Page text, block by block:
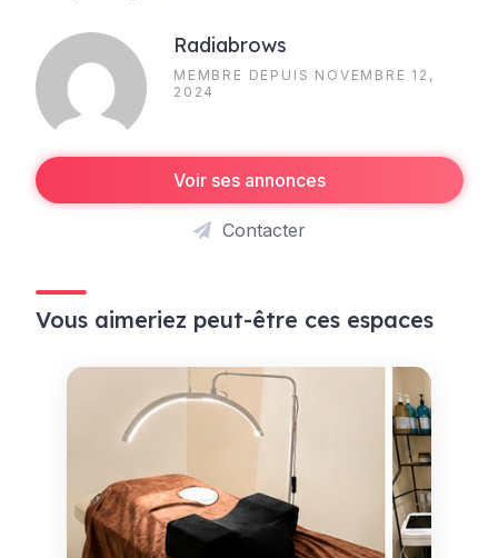
Radiabrows
MEMBRE DEPUIS NOVEMBRE 12,
2024
Voir ses annonces
Contacter
Vous aimeriez peut-être ces espaces